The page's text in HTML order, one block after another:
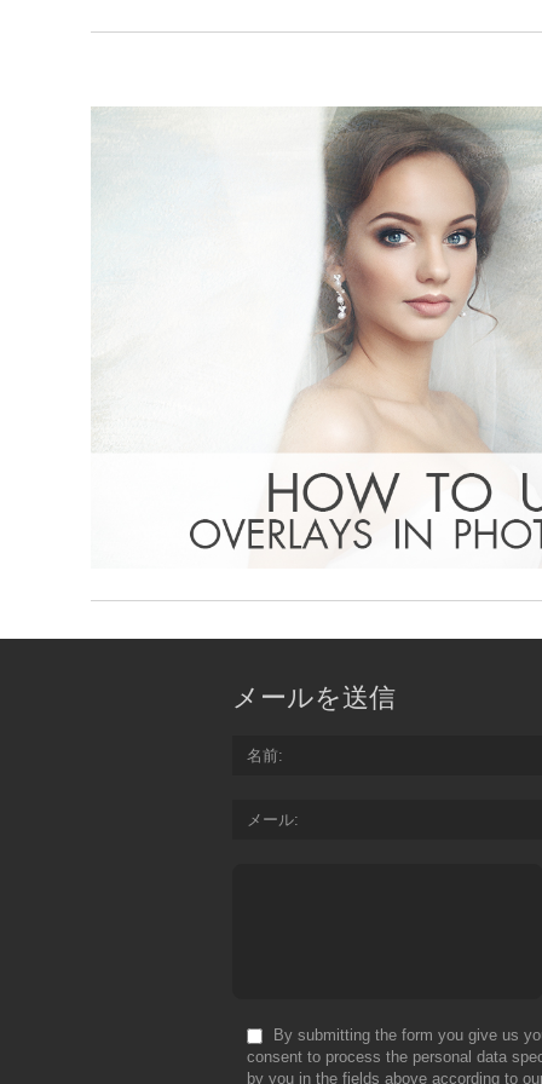
メールを送信
名前
メール
By submitting the form you give us
consent to process the personal data
by you in the fields above according to